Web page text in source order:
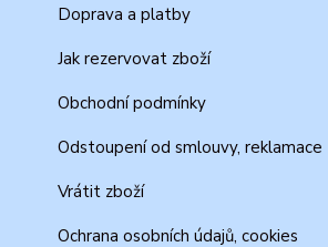
Doprava a platby
Jak rezervovat zboží
Obchodní podmínky
Odstoupení od smlouvy, reklamace
Vrátit zboží
Ochrana osobních údajů, cookies